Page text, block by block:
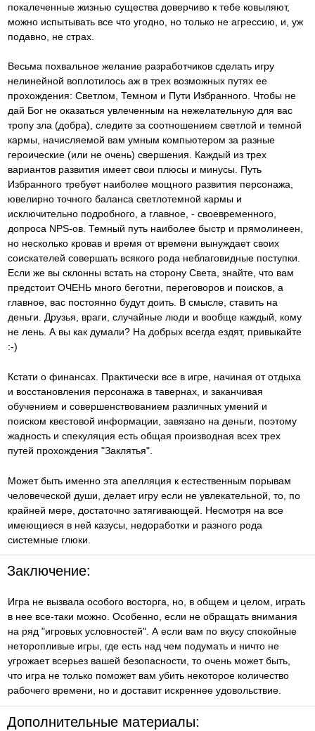
покалеченные жизнью существа доверчиво к тебе ковыляют,
можно испытывать все что угодно, но только не агрессию, и, уж
подавно, не страх.
Весьма похвальное желание разработчиков сделать игру
нелинейной воплотилось аж в трех возможных путях ее
прохождения: Светлом, Темном и Пути Избранного. Чтобы не
дай Бог не оказаться увлеченным на нежелательную для вас
тропу зла (добра), следите за соотношением светлой и темной
кармы, начисляемой вам умным компьютером за разные
героические (или не очень) свершения. Каждый из трех
вариантов развития имеет свои плюсы и минусы. Путь
Избранного требует наиболее мощного развития персонажа,
ювелирно точного баланса светлотемной кармы и
исключительно подробного, а главное, - своевременного,
допроса NPS-ов. Темный путь наиболее быстр и прямолинеен,
но несколько кровав и время от времени вынуждает своих
соискателей совершать всякого рода неблаговидные поступки.
Если же вы склонны встать на сторону Света, знайте, что вам
предстоит ОЧЕНЬ много беготни, переговоров и поисков, а
главное, вас постоянно будут доить. В смысле, ставить на
деньги. Друзья, враги, случайные люди и вообще каждый, кому
не лень. А вы как думали? На добрых всегда ездят, привыкайте
:-)
Кстати о финансах. Практически все в игре, начиная от отдыха
и восстановления персонажа в тавернах, и заканчивая
обучением и совершенствованием различных умений и
поиском квестовой информации, завязано на деньги, поэтому
жадность и спекуляция есть общая производная всех трех
путей прохождения "Заклятья".
Может быть именно эта апелляция к естественным порывам
человеческой души, делает игру если не увлекательной, то, по
крайней мере, достаточно затягивающей. Несмотря на все
имеющиеся в ней казусы, недоработки и разного рода
системные глюки.
Заключение:
Игра не вызвала особого восторга, но, в общем и целом, играть
в нее все-таки можно. Особенно, если не обращать внимания
на ряд "игровых условностей". А если вам по вкусу спокойные
неторопливые игры, где есть над чем подумать и ничто не
угрожает всерьез вашей безопасности, то очень может быть,
что игра не только поможет вам убить некоторое количество
рабочего времени, но и доставит искреннее удовольствие.
Дополнительные материалы: